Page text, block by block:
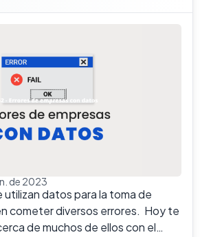
de 2023
utilizan datos para la toma de
cometer diversos errores. Hoy te
de muchos de ellos con el